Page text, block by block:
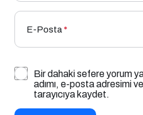
E-Posta*
Bir dahaki sefere yorum
adımı, e-posta adresimi
tarayıcıya kaydet.